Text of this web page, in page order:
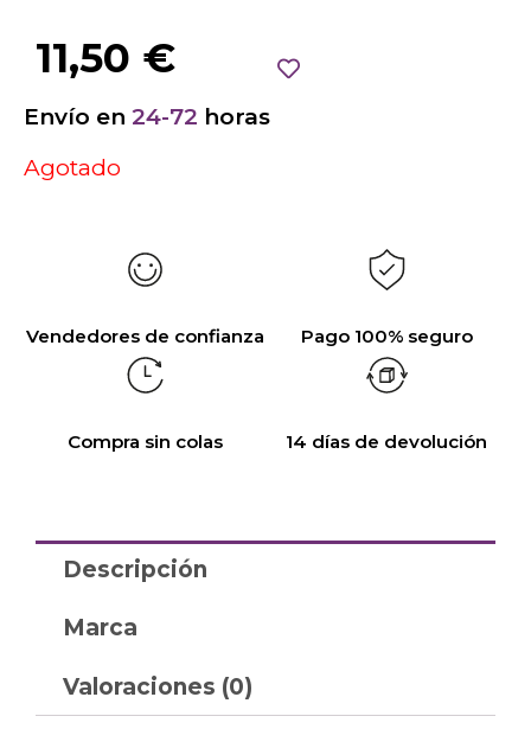
11,50 €
Envío en 24-72 horas
Agotado
Vendedores de confianza Pago 100% seguro
Compra sin colas 14 días de devolución
Descripción
Marca
Valoraciones (0)